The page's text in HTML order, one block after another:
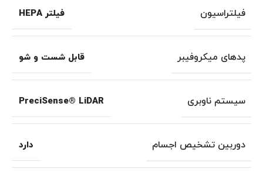
فیلتراسیون فیلتر HEPA
پدهای میکروفیبر قابل شست و شو
سیستم ناوبری PreciSense® LiDAR
دوربین تشخیص اجسام دارد